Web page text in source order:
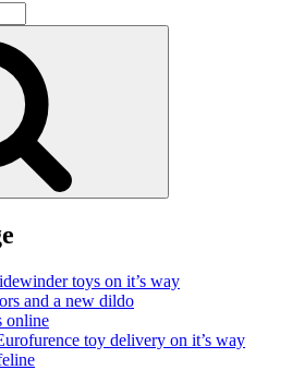
toys on it’s way
and a new dildo
online
toy delivery on it’s way